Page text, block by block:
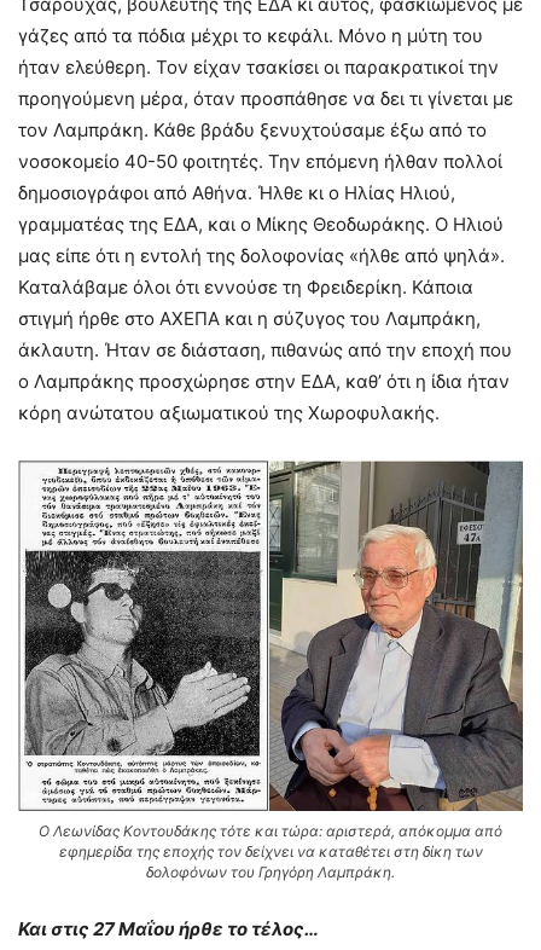
Τσαρουχάς, βουλευτής της ΕΔΑ κι αυτός, φασκιωμένος με
γάζες από τα πόδια μέχρι το κεφάλι. Μόνο η μύτη του
ήταν ελεύθερη. Τον είχαν τσακίσει οι παρακρατικοί την
προηγούμενη μέρα, όταν προσπάθησε να δει τι γίνεται με
τον Λαμπράκη. Κάθε βράδυ ξενυχτούσαμε έξω από το
νοσοκομείο 40-50 φοιτητές. Την επόμενη ήλθαν πολλοί
δημοσιογράφοι από Αθήνα. Ήλθε κι ο Ηλίας Ηλιού,
γραμματέας της ΕΔΑ, και ο Μίκης Θεοδωράκης. Ο Ηλιού
μας είπε ότι η εντολή της δολοφονίας «ήλθε από ψηλά».
Καταλάβαμε όλοι ότι εννούσε τη Φρειδερίκη. Κάποια
στιγμή ήρθε στο ΑΧΕΠΑ και η σύζυγος του Λαμπράκη,
άκλαυτη. Ήταν σε διάσταση, πιθανώς από την εποχή που
ο Λαμπράκης προσχώρησε στην ΕΔΑ, καθ’ ότι η ίδια ήταν
κόρη ανώτατου αξιωματικού της Χωροφυλακής.
Ο Λεωνίδας Κοντουδάκης τότε και τώρα: αριστερά, απόκομμα από
εφημερίδα της εποχής τον δείχνει να καταθέτει στη δίκη των
δολοφόνων του Γρηγόρη Λαμπράκη.
Και στις 27 Μαΐου ήρθε το τέλος…